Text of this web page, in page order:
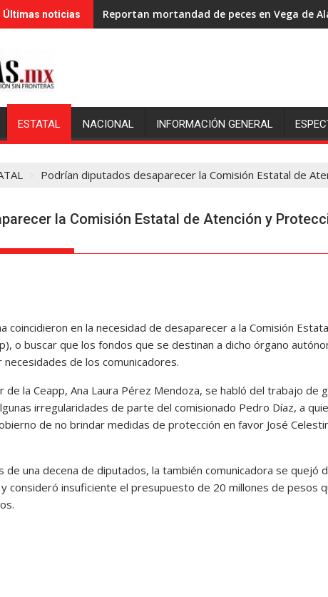
Últimas noticias Reportan mortandad de peces en Vega de
Luego de 2 semanas, hallan con vida a
ESTATAL NACIONAL INFORMACIÓN GENERAL
Podrían diputados desaparecer la Comisión Estatal de
la Comisión Estatal de Atención y
coincidieron en la necesidad de desaparecer a la Comisión
o buscar que los fondos que se destinan a dicho órgano
de los comunicadores.
de la Ceapp, Ana Laura Pérez Mendoza, se habló del trabajo de
irregularidades de parte del comisionado Pedro Díaz, a
de no brindar medidas de protección en favor José
de una decena de diputados, la también comunicadora se quejó
consideró insuficiente el presupuesto de 20 millones de pesos